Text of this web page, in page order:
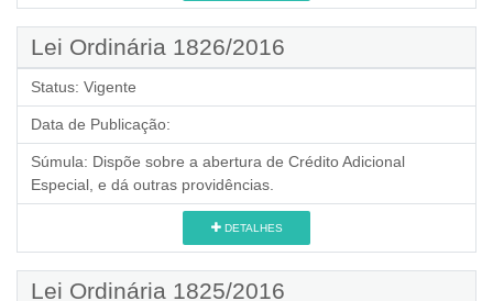
Lei Ordinária 1826/2016
Status: Vigente
Data de Publicação:
Súmula: Dispõe sobre a abertura de Crédito Adicional
Especial, e dá outras providências.
DETALHES
Lei Ordinária 1825/2016